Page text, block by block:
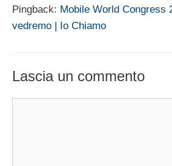
Pingback: Mobile World Congress
vedremo | Io Chiamo
Lascia un commento